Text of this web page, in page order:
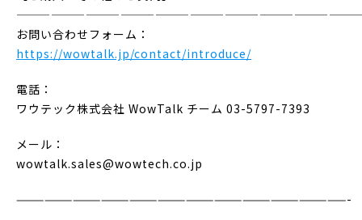
お問い合わせフォーム：
https://wowtalk.jp/contact/introduce/
電話：
ワウテック株式会社 WowTalk チーム 03-5797-7393
メール：
wowtalk.sales@wowtech.co.jp
———————————————————————————————————-